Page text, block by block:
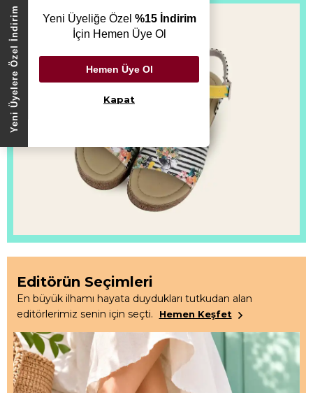
Editörün Seçimleri
En büyük ilhamı hayata duydukları tutkudan alan
editörlerimiz senin için seçti.
Hemen Keşfet
Yeni Üyelere Özel İndirim Yeni Üyeliğe Özel %15 İndirim
İçin Hemen Üye Ol
Hemen Üye Ol
Kapat